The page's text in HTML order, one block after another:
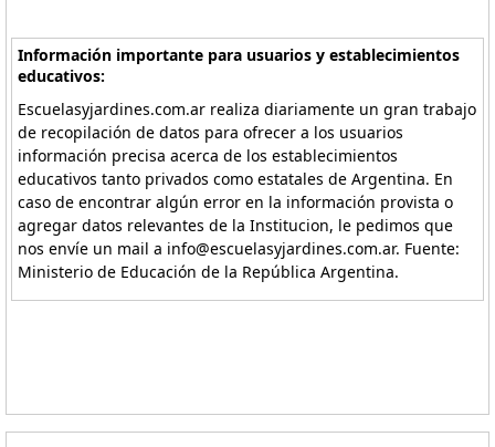
Información importante para usuarios y establecimientos
educativos:
Escuelasyjardines.com.ar realiza diariamente un gran trabajo
de recopilación de datos para ofrecer a los usuarios
información precisa acerca de los establecimientos
educativos tanto privados como estatales de Argentina. En
caso de encontrar algún error en la información provista o
agregar datos relevantes de la Institucion, le pedimos que
nos envíe un mail a info@escuelasyjardines.com.ar. Fuente:
Ministerio de Educación de la República Argentina.